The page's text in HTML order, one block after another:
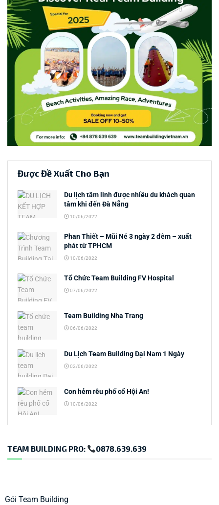
Được Đề Xuất Cho Bạn
Du lịch tâm linh được nhiều du khách quan
tâm khi đến Đà Nẵng
10/06/2022
Phan Thiết – Mũi Né 3 ngày 2 đêm – xuất
phát từ TPHCM
10/06/2022
Tổ Chức Team Building FV Hospital
07/06/2022
Team Building Nha Trang
06/06/2022
Du Lịch Team Building Đại Nam 1 Ngày
02/06/2022
Con hẻm rêu phố cổ Hội An!
10/06/2022
TEAM BUILDING PRO: 0878.639.639
Gói Team Building